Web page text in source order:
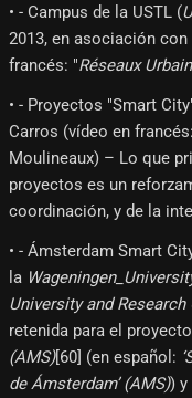
• - Campus de la USTL (
2013, en asociación con
francés: "Réseaux
• - Proyectos "Smart
Carros (vídeo en
Moulineaux) – Lo que
proyectos es un
coordinación, y de la
• - Ámsterdam Smart
la
University and Research
retenida para el proyecto
(AMS)[60]​ (en español:
de Ámsterdam’ (AMS)) y